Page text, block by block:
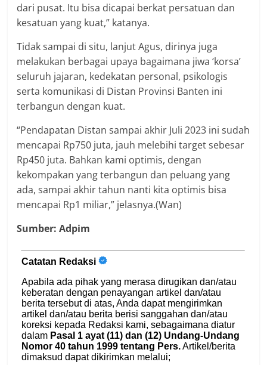
dari pusat. Itu bisa dicapai berkat persatuan dan
kesatuan yang kuat,” katanya.
Tidak sampai di situ, lanjut Agus, dirinya juga
melakukan berbagai upaya bagaimana jiwa ‘korsa’
seluruh jajaran, kedekatan personal, psikologis
serta komunikasi di Distan Provinsi Banten ini
terbangun dengan kuat.
“Pendapatan Distan sampai akhir Juli 2023 ini sudah
mencapai Rp750 juta, jauh melebihi target sebesar
Rp450 juta. Bahkan kami optimis, dengan
kekompakan yang terbangun dan peluang yang
ada, sampai akhir tahun nanti kita optimis bisa
mencapai Rp1 miliar,” jelasnya.(Wan)
Sumber: Adpim